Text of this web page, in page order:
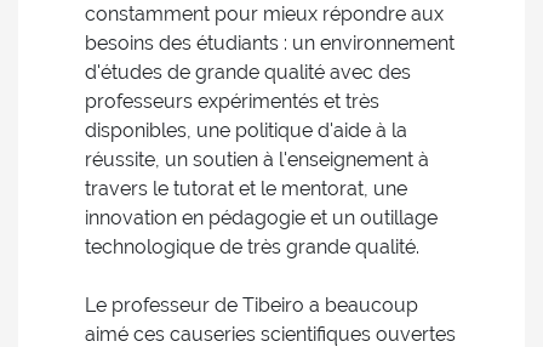
constamment pour mieux répondre aux
besoins des étudiants : un environnement
d'études de grande qualité avec des
professeurs expérimentés et très
disponibles, une politique d'aide à la
réussite, un soutien à l'enseignement à
travers le tutorat et le mentorat, une
innovation en pédagogie et un outillage
technologique de très grande qualité.
Le professeur de Tibeiro a beaucoup
aimé ces causeries scientifiques ouvertes